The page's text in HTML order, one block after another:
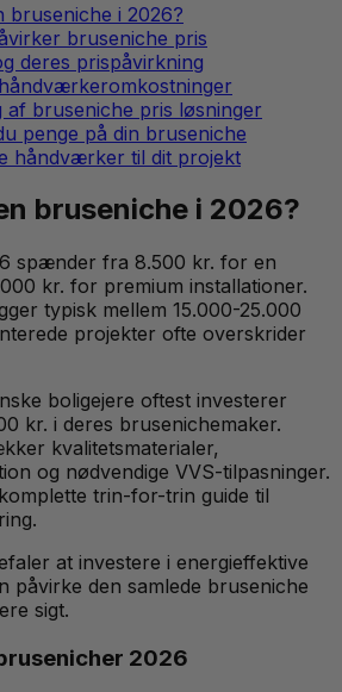
bruseniche i 2026?
bruseniche pris
deres prispåvirkning
af bruseniche pris løsninger
penge på din bruseniche
håndværker til dit projekt
bruseniche i 2026?
spænder fra 8.500 kr. for en
kr. for premium installationer.
typisk mellem 15.000-25.000
projekter ofte overskrider
boligejere oftest investerer
kr. i deres brusenichemaker.
kvalitetsmaterialer,
og nødvendige VVS-tilpasninger.
trin-for-trin guide til
at investere i energieffektive
påvirke den samlede bruseniche
sigt.
2026